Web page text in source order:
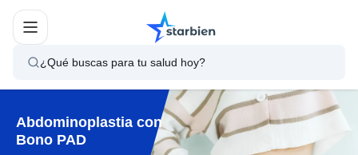
¿Qué buscas para tu salud hoy?
Abdominoplastia con
Bono PAD